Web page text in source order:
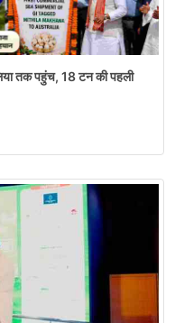
तक पहुंच, 18 टन की पहली